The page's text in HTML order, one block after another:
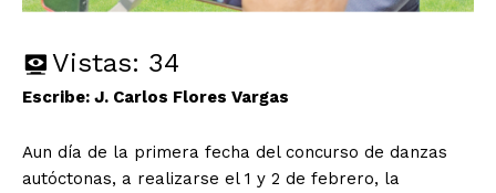
Vistas: 34
Escribe: J. Carlos Flores Vargas
Aun día de la primera fecha del concurso de danzas
autóctonas, a realizarse el 1 y 2 de febrero, la